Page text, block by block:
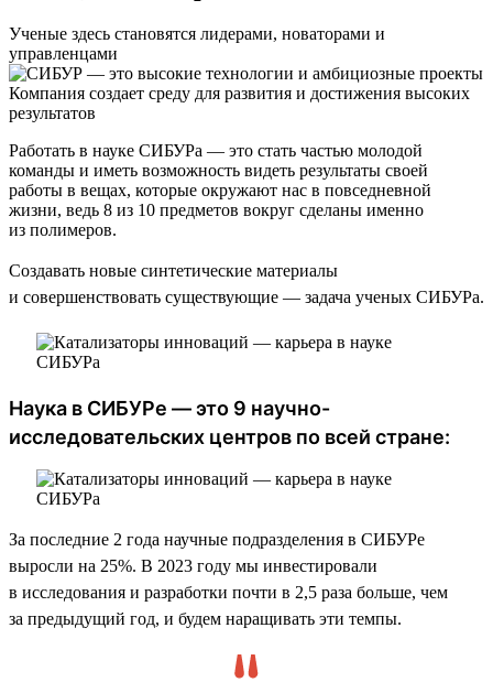
Ученые здесь становятся лидерами, новаторами и
управленцами
Компания создает среду для развития и достижения высоких
результатов
Работать в науке СИБУРа — это стать частью молодой
команды и иметь возможность видеть результаты своей
работы в вещах, которые окружают нас в повседневной
жизни, ведь 8 из 10 предметов вокруг сделаны именно
из полимеров.
Создавать новые синтетические материалы
и совершенствовать существующие — задача ученых СИБУРа.
Наука в СИБУРе — это 9 научно-
исследовательских центров по всей стране:
За последние 2 года научные подразделения в СИБУРе
выросли на 25%. В 2023 году мы инвестировали
в исследования и разработки почти в 2,5 раза больше, чем
за предыдущий год, и будем наращивать эти темпы.